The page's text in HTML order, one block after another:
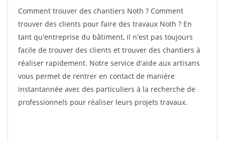
Comment trouver des chantiers Noth ? Comment
trouver des clients pour faire des travaux Noth ? En
tant qu'entreprise du bâtiment, il n'est pas toujours
facile de trouver des clients et trouver des chantiers à
réaliser rapidement. Notre service d'aide aux artisans
vous permet de rentrer en contact de manière
instantannée avec des particuliers à la recherche de
professionnels pour réaliser leurs projets travaux.